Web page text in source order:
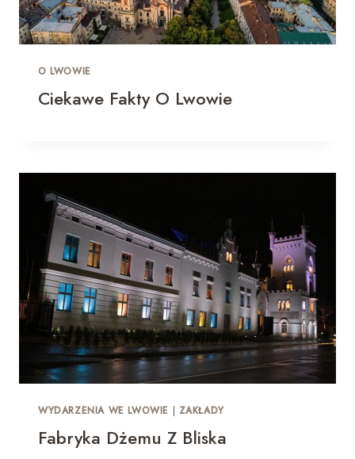
O LWOWIE
Ciekawe Fakty O Lwowie
WYDARZENIA WE LWOWIE | ZAKŁADY
Fabryka Dżemu Z Bliska